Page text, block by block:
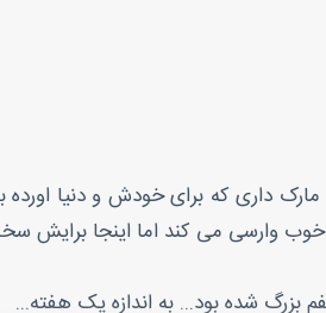
داری که برای خودش و دنیا اورده
وارسی می کند اما اینجا برایش
بزرگ شده بود... به اندازه یک هفته...